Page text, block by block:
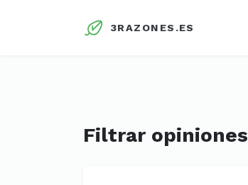
3RAZONES.ES
Filtrar opiniones